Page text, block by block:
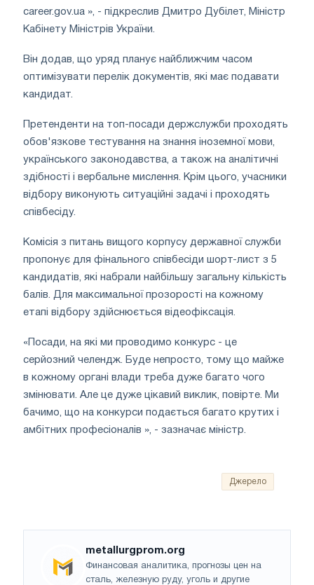
career.gov.ua », - підкреслив Дмитро Дубілет, Міністр
Кабінету Міністрів України.
Він додав, що уряд планує найближчим часом
оптимізувати перелік документів, які має подавати
кандидат.
Претенденти на топ-посади держслужби проходять
обов'язкове тестування на знання іноземної мови,
українського законодавства, а також на аналітичні
здібності і вербальне мислення. Крім цього, учасники
відбору виконують ситуаційні задачі і проходять
співбесіду.
Комісія з питань вищого корпусу державної служби
пропонує для фінального співбесіди шорт-лист з 5
кандидатів, які набрали найбільшу загальну кількість
балів. Для максимальної прозорості на кожному
етапі відбору здійснюється відеофіксація.
«Посади, на які ми проводимо конкурс - це
серйозний челендж. Буде непросто, тому що майже
в кожному органі влади треба дуже багато чого
змінювати. Але це дуже цікавий виклик, повірте. Ми
бачимо, що на конкурси подається багато крутих і
амбітних професіоналів », - зазначає міністр.
Джерело
metallurgprom.org
Финансовая аналитика, прогнозы цен на
сталь, железную руду, уголь и другие